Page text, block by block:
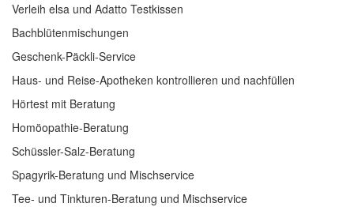
Verleih elsa und Adatto Testkissen
Bachblütenmischungen
Geschenk-Päckli-Service
Haus- und Reise-Apotheken kontrollieren und nachfüllen
Hörtest mit Beratung
Homöopathie-Beratung
Schüssler-Salz-Beratung
Spagyrik-Beratung und Mischservice
Tee- und Tinkturen-Beratung und Mischservice